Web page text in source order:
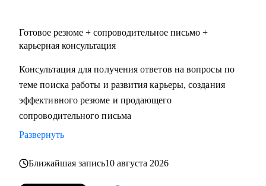
• Перерыв в работе, разнородный бэкграунд (нелинейный
которая закроет вопросы нанимающей стороны.
• Карьерный переход или выход на новый уровень дохода -
выстроим стратегию с конкретными шагами.
• Готовитесь к важному интервью - отработаем ответы и
подсветим сильные стороны.
тренды и ваше позиционирование.
Готовое резюме + сопроводительное письмо +
карьерная консультация
Консультация для получения ответов на вопросы по
теме поиска работы и развития карьеры, создания
эффективного резюме и продающего
сопроводительного письма
Развернуть
Ближайшая запись10 августа 2026